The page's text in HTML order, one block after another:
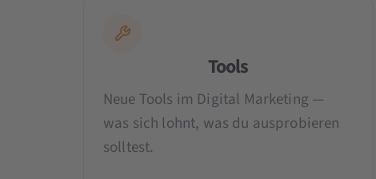
Tools
Neue Tools im Digital Marketing —
was sich lohnt, was du ausprobieren
solltest.